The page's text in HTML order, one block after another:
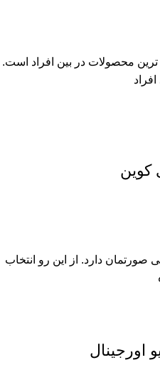
محصولات در بین افراد است.
كوين
صورتمان دارد. از این رو انتخاب
اورجینال